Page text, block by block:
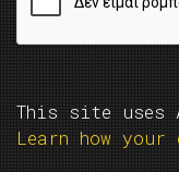
This site uses
Learn how your